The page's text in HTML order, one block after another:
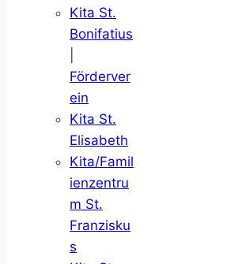
Kita St.
Bonifatius
Förderver
ein
Kita St.
Elisabeth
Kita/Famil
ienzentru
m St.
Franzisku
s